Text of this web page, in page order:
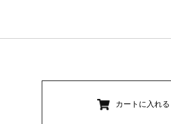
カートに入れる